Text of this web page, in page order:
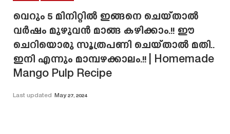
വെറും 5 മിനിറ്റിൽ ഇങ്ങനെ ചെയ്‌താൽ
വർഷം മുഴുവൻ മാങ്ങ കഴിക്കാം.!! ഈ
ചെറിയൊരു സൂത്രപണി ചെയ്താൽ മതി..
ഇനി എന്നും മാമ്പഴക്കാലം.!! | Homemade
Mango Pulp Recipe
Last updated May 27, 2024